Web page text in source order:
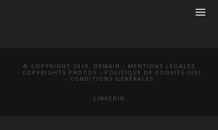
© COPYRIGHT 2019. DEMAIN - MENTIONS LÉGALES
- COPYRIGHTS PHOTOS - POLITIQUE DE COOKIES (UE)
- CONDITIONS GÉNÉRALES
LINKEDIN